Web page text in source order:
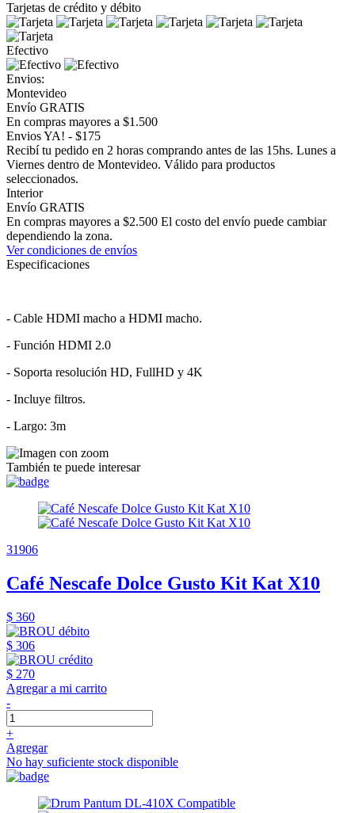
Tarjetas de crédito y débito
Efectivo
Envios:
Montevideo
Envío GRATIS
En compras mayores a $1.500
Envios YA! - $175
Recibí tu pedido en 2 horas comprando antes de las 15hs. Lunes a
Viernes dentro de Montevideo. Válido para productos
seleccionados.
Interior
Envío GRATIS
En compras mayores a $2.500 El costo del envío puede cambiar
dependiendo la zona.
Ver condiciones de envíos
Especificaciones
- Cable HDMI macho a HDMI macho.
- Función HDMI 2.0
- Soporta resolución HD, FullHD y 4K
- Incluye filtros.
- Largo: 3m
También te puede interesar
31906
Café Nescafe Dolce Gusto Kit Kat X10
$ 360
$ 306
$ 270
Agregar a mi carrito
-
+
Agregar
No hay suficiente stock disponible